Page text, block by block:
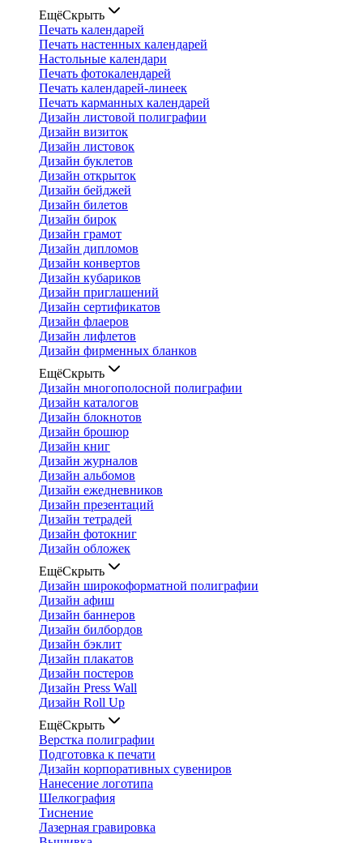
ЕщёСкрыть
Печать календарей
Печать настенных календарей
Настольные календари
Печать фотокалендарей
Печать календарей-линеек
Печать карманных календарей
Дизайн листовой полиграфии
Дизайн визиток
Дизайн листовок
Дизайн буклетов
Дизайн открыток
Дизайн бейджей
Дизайн билетов
Дизайн бирок
Дизайн грамот
Дизайн дипломов
Дизайн конвертов
Дизайн кубариков
Дизайн приглашений
Дизайн сертификатов
Дизайн флаеров
Дизайн лифлетов
Дизайн фирменных бланков
ЕщёСкрыть
Дизайн многополосной полиграфии
Дизайн каталогов
Дизайн блокнотов
Дизайн брошюр
Дизайн книг
Дизайн журналов
Дизайн альбомов
Дизайн ежедневников
Дизайн презентаций
Дизайн тетрадей
Дизайн фотокниг
Дизайн обложек
ЕщёСкрыть
Дизайн широкоформатной полиграфии
Дизайн афиш
Дизайн баннеров
Дизайн билбордов
Дизайн бэклит
Дизайн плакатов
Дизайн постеров
Дизайн Press Wall
Дизайн Roll Up
ЕщёСкрыть
Верстка полиграфии
Подготовка к печати
Дизайн корпоративных сувениров
Нанесение логотипа
Шелкография
Тиснение
Лазерная гравировка